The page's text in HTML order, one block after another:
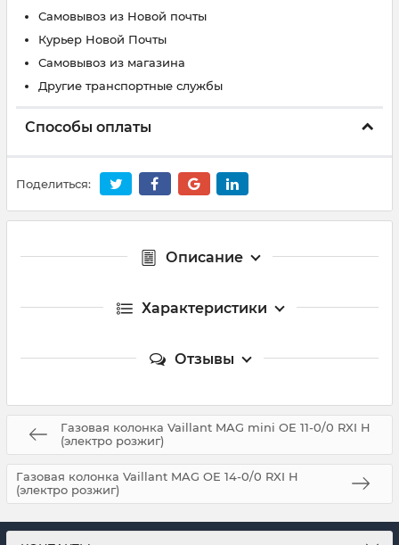
Самовывоз из Новой почты
Курьер Новой Почты
Самовывоз из магазина
Другие транспортные службы
Способы оплаты
Поделиться:
Описание
Характеристики
Отзывы
Газовая колонка Vaillant MAG mini OE 11-0/0 RXI H
(электро розжиг)
Газовая колонка Vaillant MAG OE 14-0/0 RXI H
(электро розжиг)